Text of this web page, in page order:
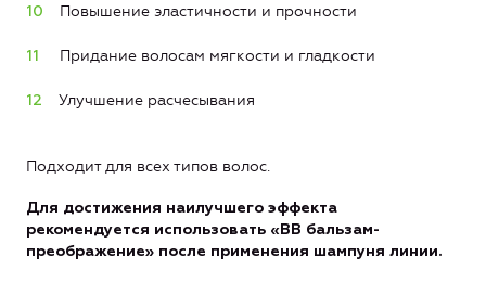
Повышение эластичности и прочности
Придание волосам мягкости и гладкости
Улучшение расчесывания
Подходит для всех типов волос.
Для достижения наилучшего эффекта
рекомендуется использовать «ВВ бальзам-
преображение» после применения шампуня линии.